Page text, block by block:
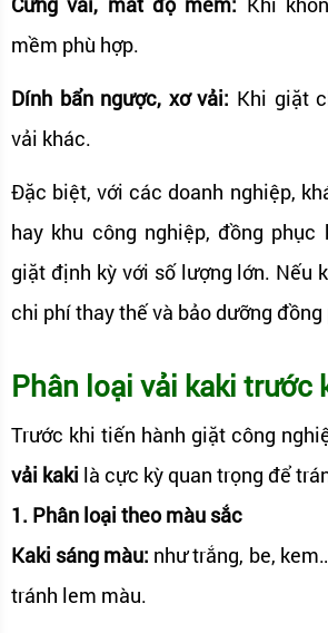
mềm phù hợp.
Dính bẩn ngược, xơ vải: Khi giặt
vải khác.
Đặc biệt, với các doanh nghiệp,
hay khu công nghiệp, đồng phục
giặt định kỳ với số lượng lớn. Nếu
chi phí thay thế và bảo dưỡng
Phân loại vải kaki trước
Trước khi tiến hành giặt công
vải kaki là cực kỳ quan trọng để
1. Phân loại theo màu sắc
Kaki sáng màu: như trắng, be,
tránh lem màu.